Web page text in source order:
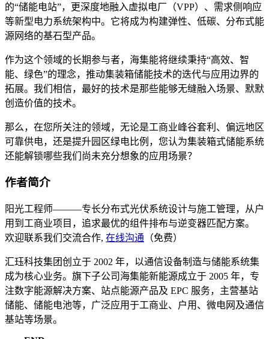
的“储能电站”，更深度地融入虚拟电厂（VPP）、需求侧响应
等新型电力系统架构中。它将成为构建弹性、低碳、分布式能
源网络的基石型产品。
作为这个领域的长期参与者，海集能将继续秉持“高效、智
能、绿色”的理念，推动集装箱储能技术的迭代与应用边界的
拓展。我们相信，最好的技术是那些能够无缝融入场景、默默
创造价值的技术。
那么，在您所关注的领域，无论是工商业峰谷套利、偏远地区
可靠供电，还是提升园区绿电比例，您认为集装箱式储能系统
还能解锁哪些我们尚未充分想象的应用场景？
作者简介
阳光工程师———专长分布式光伏系统设计与施工管理，从户
用到工商业项目，追求最优的组件排布与逆变器匹配方案。
欢迎联系我们交流合作, 在线沟通 （免费）
汇珏科技集团创立于 2002 年，以通信设备制造与储能系统集
成为核心业务。旗下子公司海集能新能源成立于 2005 年，专
注数字能源解决方案、站点能源产品及 EPC 服务，主营基站
储能、储能电池等，广泛应用于工商业、户用、微电网及通信
基站等场景。